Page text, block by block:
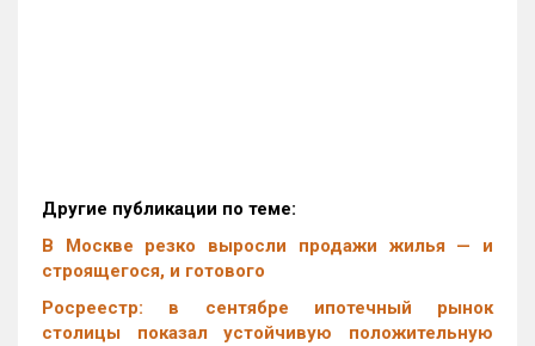
Другие публикации по теме:
В Москве резко выросли продажи жилья — и
строящегося, и готового
Росреестр: в сентябре ипотечный рынок
столицы показал устойчивую положительную